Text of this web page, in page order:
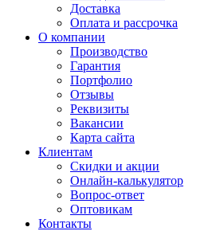
Доставка
Оплата и рассрочка
О компании
Производство
Гарантия
Портфолио
Отзывы
Реквизиты
Вакансии
Карта сайта
Клиентам
Скидки и акции
Онлайн-калькулятор
Вопрос-ответ
Оптовикам
Контакты